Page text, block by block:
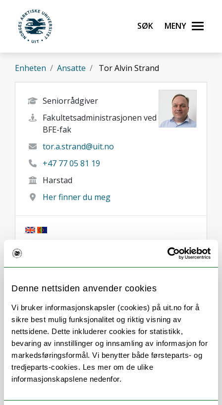
Denne nettsiden anvender cookies
Vi bruker informasjonskapsler (cookies) på uit.no for å
sikre best mulig funksjonalitet og riktig visning av
nettsidene. Dette inkluderer cookies for statistikk,
bevaring av innstillinger og innsamling av informasjon for
markedsføringsformål. Vi benytter både førsteparts- og
tredjeparts-cookies. Les mer om de ulike
informasjonskapslene nedenfor.
Gå til hovedinnhold
UiT Norges arktiske universitet
Søk Meny
Enheten Ansatte Tor Alvin Strand
Seniorrådgiver
Fakultetsadministrasjonen ved
BFE-fak
tor.a.strand@uit.no
+47 77 05 81 19
Harstad
Her finner du meg
Om
Forskning og undervisning
Her finner du meg
Stillingsbeskrivelse
Teamleder studieadministrative systemer
ved BFE-fak